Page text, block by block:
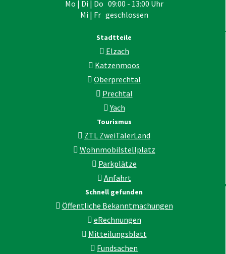
Mo | Di | Do 09:00 - 13:00 Uhr
Mi | Fr geschlossen
Stadtteile
Elzach
Katzenmoos
Oberprechtal
Prechtal
Yach
Tourismus
ZTL ZweiTälerLand
Wohnmobilstellplatz
Parkplätze
Anfahrt
Schnell gefunden
Öffentliche Bekanntmachungen
eRechnungen
Mitteilungsblatt
Fundsachen